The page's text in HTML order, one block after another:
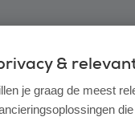
&
je graag de meest